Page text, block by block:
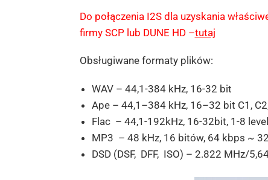
Do połączenia I2S dla uzyskania
firmy SCP lub DUNE HD –tutaj
Obsługiwane formaty plików:
WAV – 44,1-384 kHz, 16-32 bit
Ape – 44,1–384 kHz, 16–32 bit C1,
Flac – 44,1-192kHz, 16-32bit, 1-8 level
MP3 – 48 kHz, 16 bitów, 64 kbps ~
DSD (DSF, DFF, ISO) – 2.822 MHz/